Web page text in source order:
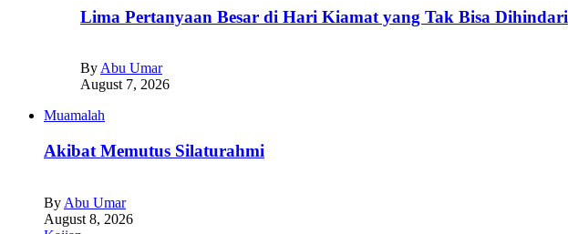
Lima Pertanyaan Besar di Hari Kiamat yang Tak Bisa Dihindari
By Abu Umar
August 7, 2026
Muamalah
Akibat Memutus Silaturahmi
By Abu Umar
August 8, 2026